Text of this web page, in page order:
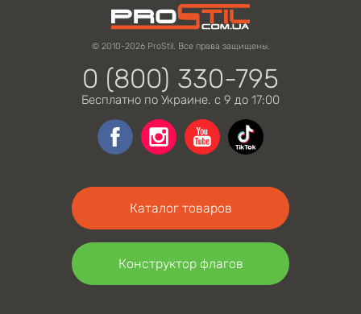
© 2010-2026 ProStil. Все права защищены.
0 (800) 330-795
Бесплатно по Украине. с 9 до 17:00
Каталог товаров
Конструктор флагов